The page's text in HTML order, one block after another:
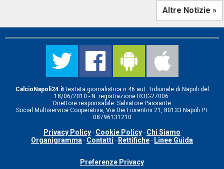
Altre Notizie »
CalcioNapoli24.ittestata giornalistica n.46 aut. Tribunale di Napoli del
18/06/2010 - N. registrazione ROC-27006.
Direttore responsabile: Salvatore Passante
Social Multiservice Cooperativa, Via Dei Fiorentini 21, 80133 Napoli P.I.
08796131210
Privacy Policy - Cookie Policy - Chi Siamo
Organigramma - Contatti - Rettifiche - Linee Guida
Preferenze Privacy